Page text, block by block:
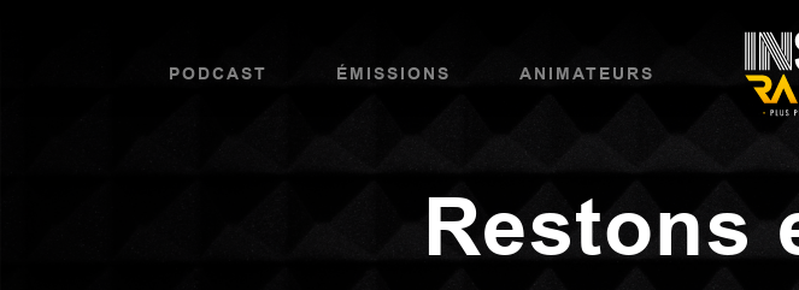
PODCAST ÉMISSIONS ANIMATEURS
Restons